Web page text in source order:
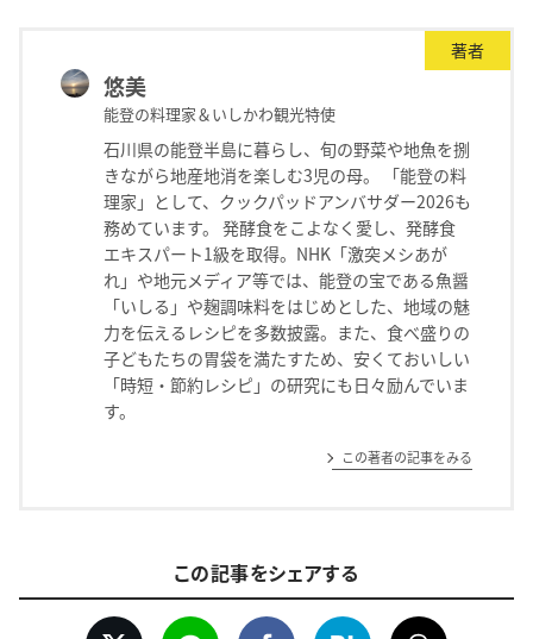
著者
悠美
能登の料理家＆いしかわ観光特使
石川県の能登半島に暮らし、旬の野菜や地魚を捌
きながら地産地消を楽しむ3児の母。 「能登の料
理家」として、クックパッドアンバサダー2026も
務めています。 発酵食をこよなく愛し、発酵食
エキスパート1級を取得。NHK「激突メシあが
れ」や地元メディア等では、能登の宝である魚醤
「いしる」や麹調味料をはじめとした、地域の魅
力を伝えるレシピを多数披露。また、食べ盛りの
子どもたちの胃袋を満たすため、安くておいしい
「時短・節約レシピ」の研究にも日々励んでいま
す。
この著者の記事をみる
この記事をシェアする